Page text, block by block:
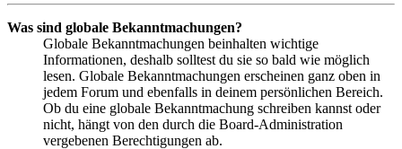
Was sind globale Bekanntmachungen?
Globale Bekanntmachungen beinhalten wichtige
Informationen, deshalb solltest du sie so bald wie möglich
lesen. Globale Bekanntmachungen erscheinen ganz oben in
jedem Forum und ebenfalls in deinem persönlichen Bereich.
Ob du eine globale Bekanntmachung schreiben kannst oder
nicht, hängt von den durch die Board-Administration
vergebenen Berechtigungen ab.